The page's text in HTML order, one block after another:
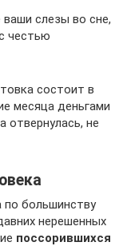
слезы во сне,
честью
состоит в
месяца деньгами
отвернулась, не
по большинству
нерешенных
поссорившихся